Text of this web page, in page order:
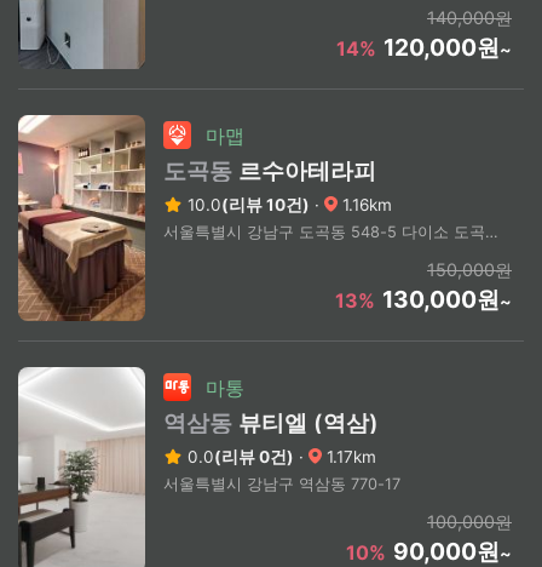
140,000원
14% 120,000원~
마맵
도곡동 르수아테라피
10.0(리뷰 10건) · 1.16km
서울특별시 강남구 도곡동 548-5 다이소 도곡점 도보 4분
150,000원
13% 130,000원~
마통
역삼동 뷰티엘 (역삼)
0.0(리뷰 0건) · 1.17km
서울특별시 강남구 역삼동 770-17
100,000원
10% 90,000원~